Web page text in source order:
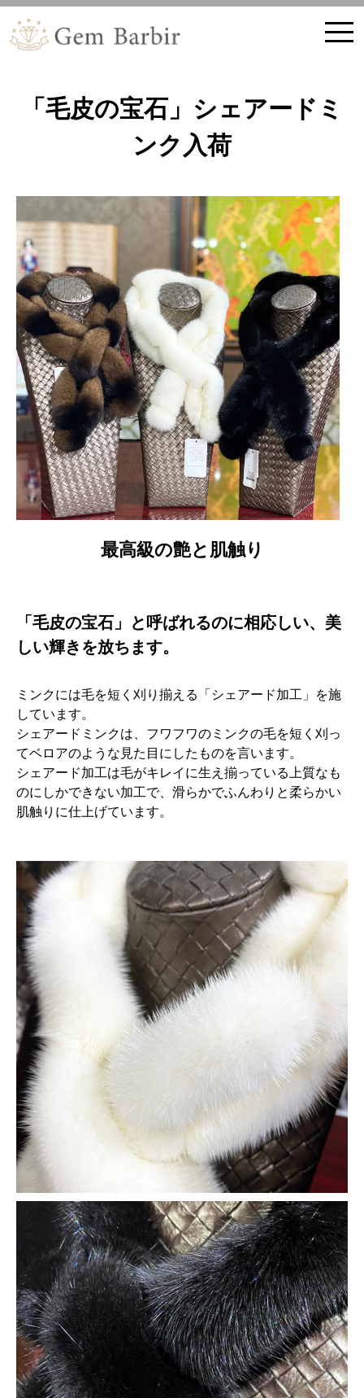
お知らせ,新作ジュエリーの紹介
「毛皮の宝石」シェアードミ
ンク入荷
最高級の艶と肌触り
「毛皮の宝石」と呼ばれるのに相応しい、美
しい輝きを放ちます。
ミンクには毛を短く刈り揃える「シェアード加工」を施
しています。
シェアードミンクは、フワフワのミンクの毛を短く刈っ
てベロアのような見た目にしたものを言います。
シェアード加工は毛がキレイに生え揃っている上質なも
のにしかできない加工で、滑らかでふんわりと柔らかい
肌触りに仕上げています。